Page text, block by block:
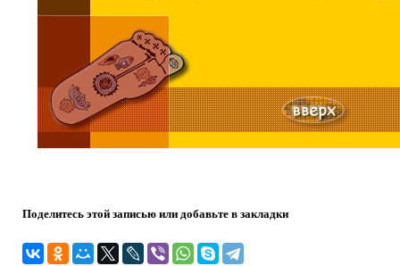
Поделитесь этой записью или добавьте в закладки